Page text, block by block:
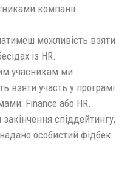
компанії.
можливість взяти
із HR.
учасникам ми
взяти участь у програмі
Finance або HR.
спіддейтингу,
особистий фідбек